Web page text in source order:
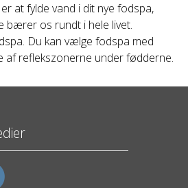
at fylde vand i dit nye fodspa,
bærer os rundt i hele livet.
Du kan vælge fodspa med
af reflekszonerne under fødderne.